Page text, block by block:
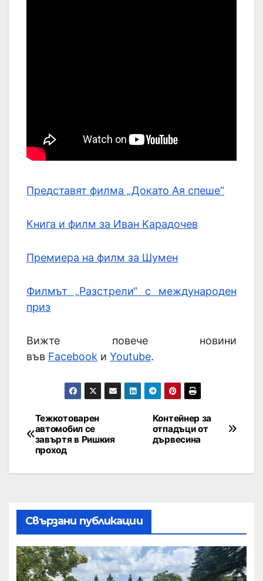
Представят филма „Докато Ая спеше“
Книга и филм за Иван Kарадочев
Премиера на филм за Шумен
Филмът „Разстрели“ с международен
приз
Вижте повече новини
във Facebook и Youtube.
Контейнер за
отпадъци от
дървесина
Тежкотоварен
автомобил се
завъртя в Ришкия
проход
Свързани публикации